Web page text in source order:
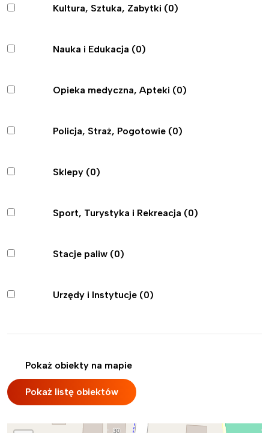
Kultura, Sztuka, Zabytki (0)
Nauka i Edukacja (0)
Opieka medyczna, Apteki (0)
Policja, Straż, Pogotowie (0)
Sklepy (0)
Sport, Turystyka i Rekreacja (0)
Stacje paliw (0)
Urzędy i Instytucje (0)
Pokaż obiekty na mapie
Pokaż listę obiektów